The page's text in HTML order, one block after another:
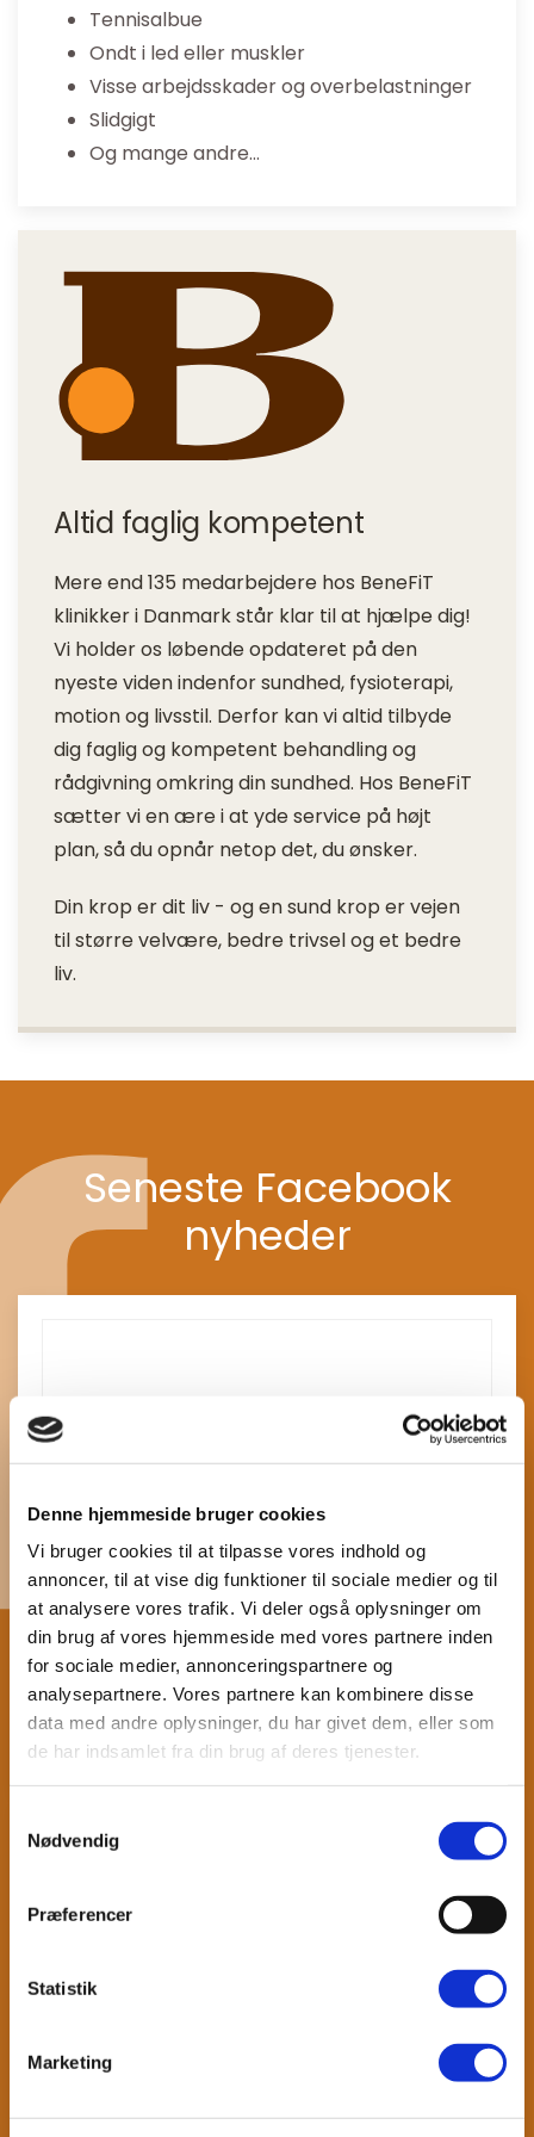
Denne hjemmeside bruger cookies
Vi bruger cookies til at tilpasse vores indhold og
annoncer, til at vise dig funktioner til sociale medier og til
at analysere vores trafik. Vi deler også oplysninger om
din brug af vores hjemmeside med vores partnere inden
for sociale medier, annonceringspartnere og
analysepartnere. Vores partnere kan kombinere disse
data med andre oplysninger, du har givet dem, eller som
de har indsamlet fra din brug af deres tjenester.
Nødvendig
Præferencer
Statistik
Marketing
Tennisalbue
Ondt i led eller muskler
Visse arbejdsskader og overbelastninger
Slidgigt
Og mange andre…
Altid faglig kompetent
Mere end 135 medarbejdere hos BeneFiT
klinikker i Danmark står klar til at hjælpe dig!
Vi holder os løbende opdateret på den
nyeste viden indenfor sundhed, fysioterapi,
motion og livsstil. Derfor kan vi altid tilbyde
dig faglig og kompetent behandling og
rådgivning omkring din sundhed. Hos BeneFiT
sætter vi en ære i at yde service på højt
plan, så du opnår netop det, du ønsker.
Din krop er dit liv - og en sund krop er vejen
til større velvære, bedre trivsel og et bedre
liv.
Seneste Facebook
nyheder
Dato: 19-05-2025 05:16
Ryghold og seniorhold er desværre aflyst i dag.
...Læs mere